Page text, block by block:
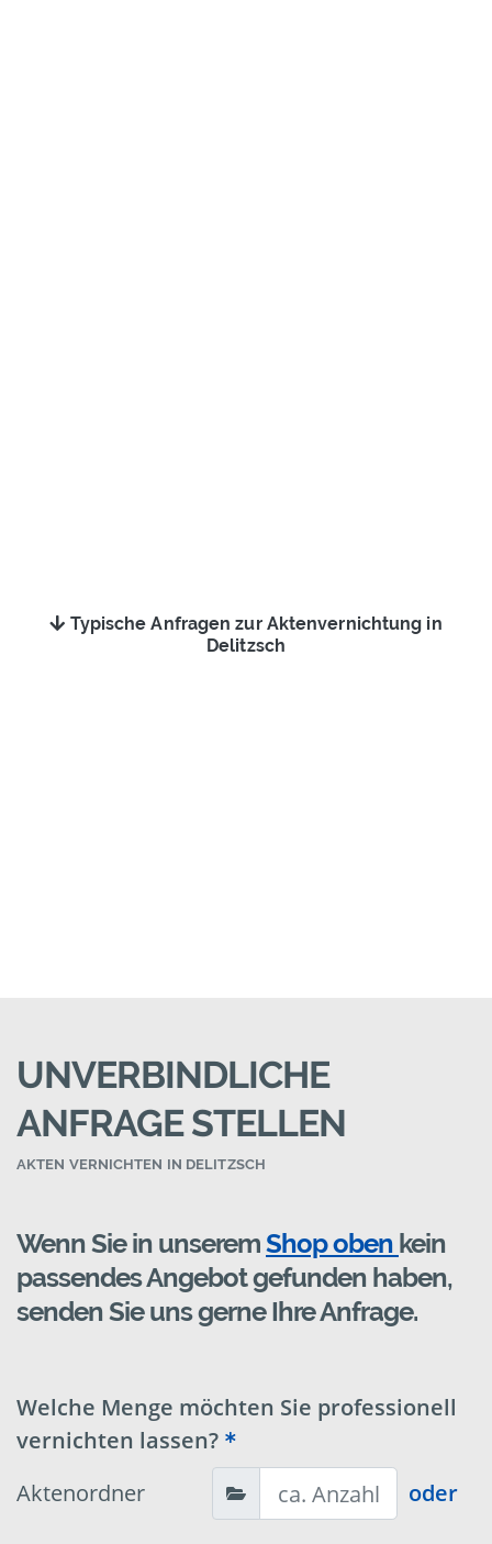
Typische Anfragen zur Aktenvernichtung in
Delitzsch
UNVERBINDLICHE
ANFRAGE STELLEN
AKTEN VERNICHTEN IN DELITZSCH
Wenn Sie in unseremShop oben kein
passendes Angebot gefunden haben,
senden Sie uns gerne Ihre Anfrage.
Welche Menge möchten Sie professionell
vernichten lassen?
Aktenordner
oder